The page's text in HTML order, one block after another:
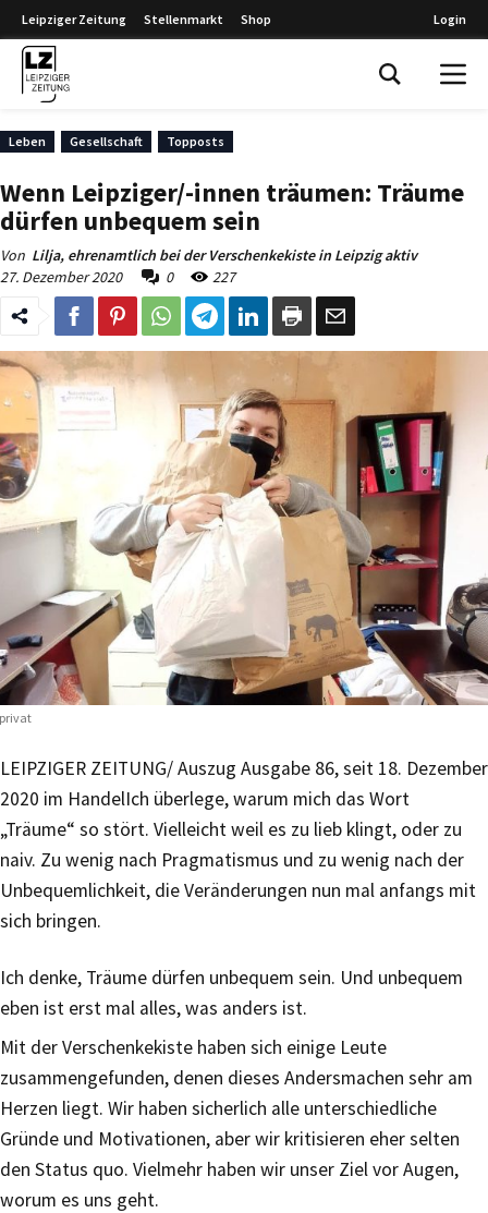
Leipziger Zeitung Stellenmarkt Shop Login
Leben Gesellschaft Topposts
Wenn Leipziger/-innen träumen: Träume
dürfen unbequem sein
Von Lilja, ehrenamtlich bei der Verschenkekiste in Leipzig aktiv
27. Dezember 2020
0 227
LEIPZIGER ZEITUNG/ Auszug Ausgabe 86, seit 18. Dezember
2020 im HandelIch überlege, warum mich das Wort
„Träume“ so stört. Vielleicht weil es zu lieb klingt, oder zu
naiv. Zu wenig nach Pragmatismus und zu wenig nach der
Unbequemlichkeit, die Veränderungen nun mal anfangs mit
sich bringen.
Ich denke, Träume dürfen unbequem sein. Und unbequem
eben ist erst mal alles, was anders ist.
Mit der Verschenkekiste haben sich einige Leute
zusammengefunden, denen dieses Andersmachen sehr am
Herzen liegt. Wir haben sicherlich alle unterschiedliche
Gründe und Motivationen, aber wir kritisieren eher selten
den Status quo. Vielmehr haben wir unser Ziel vor Augen,
worum es uns geht.